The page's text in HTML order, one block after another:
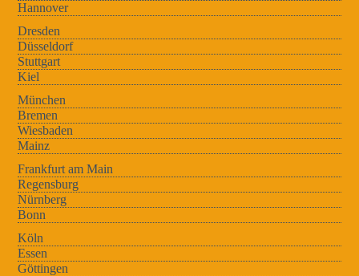
Hannover
Dresden
Düsseldorf
Stuttgart
Kiel
München
Bremen
Wiesbaden
Mainz
Frankfurt am Main
Regensburg
Nürnberg
Bonn
Köln
Essen
Göttingen